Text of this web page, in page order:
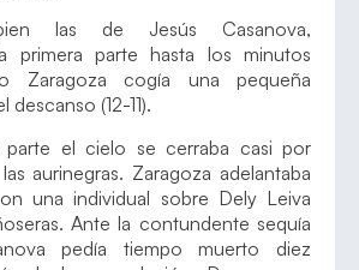
las de Jesús Casanova,
primera parte hasta los minutos
Zaragoza cogía una pequeña
descanso (12-11).
parte el cielo se cerraba casi por
aurinegras. Zaragoza adelantaba
una individual sobre Dely Leiva
Ante la contundente sequía
pedía tiempo muerto diez